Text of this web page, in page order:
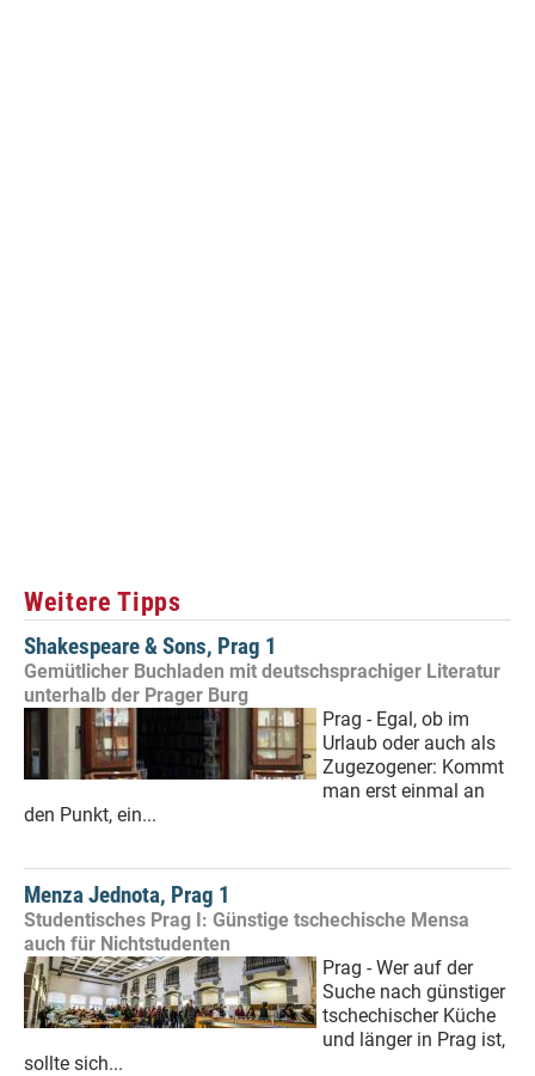
Weitere Tipps
Shakespeare & Sons, Prag 1
Gemütlicher Buchladen mit deutschsprachiger Literatur
unterhalb der Prager Burg
Prag - Egal, ob im
Urlaub oder auch als
Zugezogener: Kommt
man erst einmal an
den Punkt, ein...
Menza Jednota, Prag 1
Studentisches Prag I: Günstige tschechische Mensa
auch für Nichtstudenten
Prag - Wer auf der
Suche nach günstiger
tschechischer Küche
und länger in Prag ist,
sollte sich...